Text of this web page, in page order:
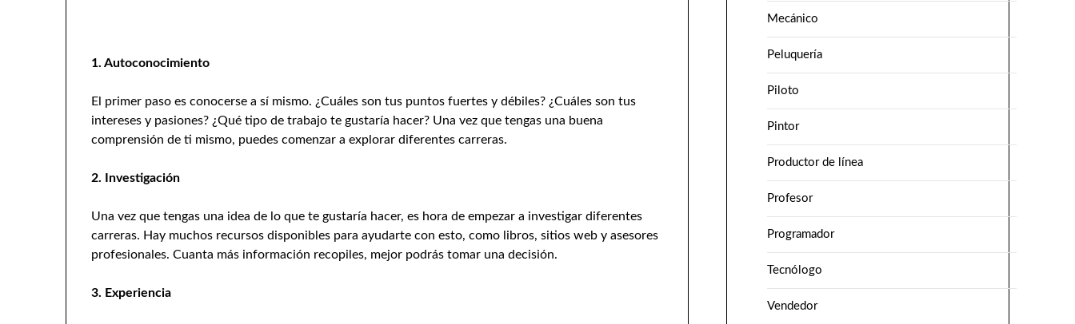
1. Autoconocimiento
El primer paso es conocerse a sí mismo. ¿Cuáles son tus puntos fuertes y débiles? ¿Cuáles son tus
intereses y pasiones? ¿Qué tipo de trabajo te gustaría hacer? Una vez que tengas una buena
comprensión de ti mismo, puedes comenzar a explorar diferentes carreras.
2. Investigación
Una vez que tengas una idea de lo que te gustaría hacer, es hora de empezar a investigar diferentes
carreras. Hay muchos recursos disponibles para ayudarte con esto, como libros, sitios web y asesores
profesionales. Cuanta más información recopiles, mejor podrás tomar una decisión.
3. Experiencia
Mecánico
Peluquería
Piloto
Pintor
Productor de línea
Profesor
Programador
Tecnólogo
Vendedor